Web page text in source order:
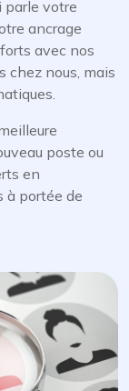
parle votre
ancrage
avec nos
chez nous, mais
poste ou
en
à portée de